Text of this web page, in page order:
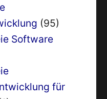
(95)
Software
für